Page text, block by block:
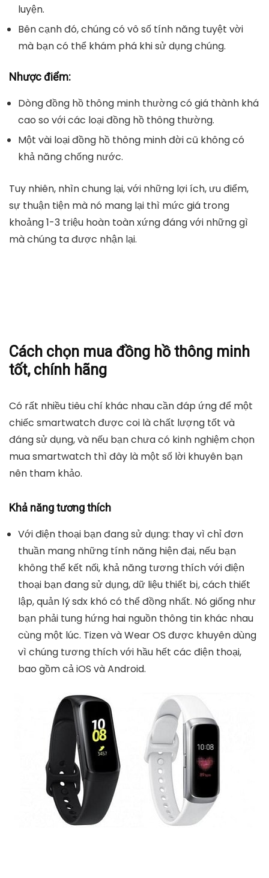
luyện.
Bên cạnh đó, chúng có vô số tính năng tuyệt vời
mà bạn có thể khám phá khi sử dụng chúng.
Nhược điểm:
Dòng đồng hồ thông minh thường có giá thành khá
cao so với các loại đồng hồ thông thường.
Một vài loại đồng hồ thông minh đời cũ không có
khả năng chống nước.
Tuy nhiên, nhìn chung lại, với những lợi ích, ưu điểm,
sự thuận tiện mà nó mang lại thì mức giá trong
khoảng 1-3 triệu hoàn toàn xứng đáng với những gì
mà chúng ta được nhận lại.
Cách chọn mua đồng hồ thông minh
tốt, chính hãng
Có rất nhiều tiêu chí khác nhau cần đáp ứng để một
chiếc smartwatch được coi là chất lượng tốt và
đáng sử dụng, và nếu bạn chưa có kinh nghiệm chọn
mua smartwatch thì đây là một số lời khuyên bạn
nên tham khảo.
Khả năng tương thích
Với điện thoại bạn đang sử dụng: thay vì chỉ đơn
thuần mang những tính năng hiện đại, nếu bạn
không thể kết nối, khả năng tương thích với điện
thoại bạn đang sử dụng, dữ liệu thiết bị, cách thiết
lập, quản lý sdx khó có thể đồng nhất. Nó giống như
bạn phải tung hứng hai nguồn thông tin khác nhau
cùng một lúc. Tizen và Wear OS được khuyên dùng
vì chúng tương thích với hầu hết các điện thoại,
bao gồm cả iOS và Android.